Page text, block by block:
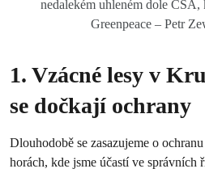
nedalekém uhleném dole
Greenpeace – Petr
1. Vzácné lesy v
se dočkají ochrany
Dlouhodobě se zasazujeme o
horách, kde jsme účastí ve správních